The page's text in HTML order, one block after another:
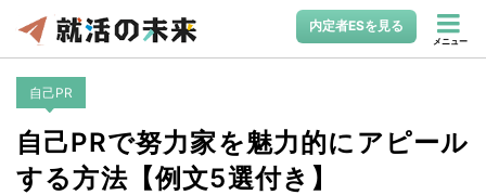
内定者ESを見る
メニュー
自己PR
自己PRで努力家を魅力的にアピール
する方法【例文5選付き】